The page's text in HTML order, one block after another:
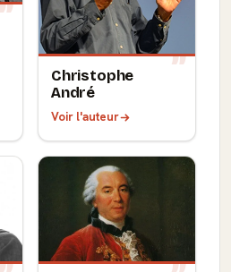
Christophe
André
Voir l'auteur